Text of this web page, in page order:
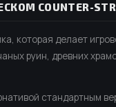
COUNTER-
которая делает
руин, древних
стандартным